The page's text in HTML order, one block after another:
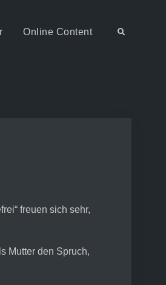
Online Content Search
freuen sich sehr,
Mutter den Spruch,